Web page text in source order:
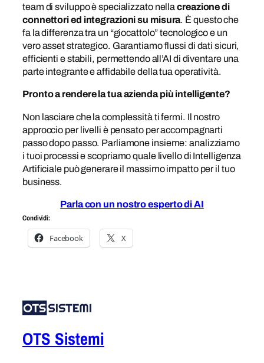
team di sviluppo è specializzato nellacreazione di
connettori ed integrazioni su misura. È questo che
fa la differenza tra un “giocattolo” tecnologico e un
vero asset strategico. Garantiamo flussi di dati sicuri,
efficienti e stabili, permettendo all’AI di diventare una
parte integrante e affidabile della tua operatività.
Pronto a rendere la tua azienda più intelligente?
Non lasciare che la complessità ti fermi. Il nostro
approccio per livelli è pensato per accompagnarti
passo dopo passo. Parliamone insieme: analizziamo
i tuoi processi e scopriamo quale livello di Intelligenza
Artificiale può generare il massimo impatto per il tuo
business.
Parla con un nostro esperto di AI
Condividi:
Facebook X
OTS Sistemi